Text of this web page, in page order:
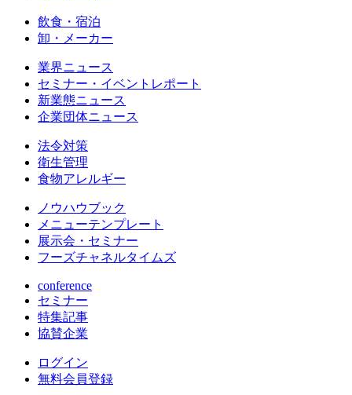
飲食・宿泊
卸・メーカー
業界ニュース
セミナー・イベントレポート
新業態ニュース
企業団体ニュース
法令対策
衛生管理
食物アレルギー
ノウハウブック
メニューテンプレート
展示会・セミナー
フーズチャネルタイムズ
conference
セミナー
特集記事
協賛企業
ログイン
無料会員登録